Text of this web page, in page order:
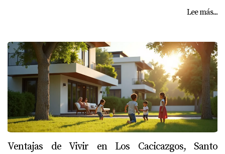
Lee más...
Ventajas de Vivir en Los Cacicazgos, Santo